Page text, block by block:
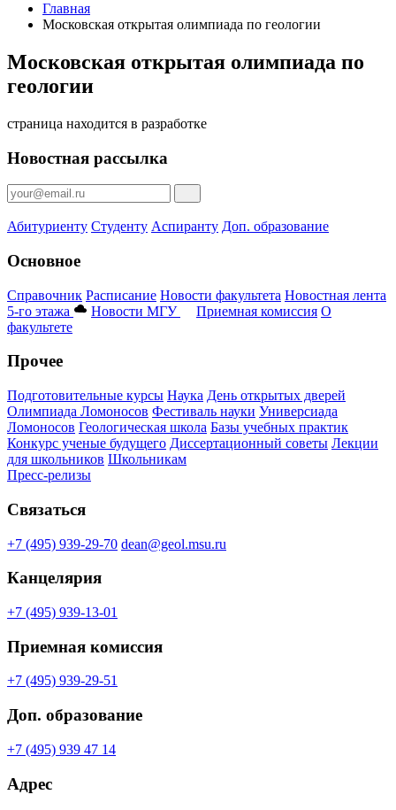
Главная
Московская открытая олимпиада по геологии
Московская открытая олимпиада по
геологии
страница находится в разработке
Новостная рассылка
Абитуриенту Студенту Аспиранту Доп. образование
Основное
Справочник Расписание Новости факультета Новостная лента
5-го этажа
Новости МГУ Приемная комиссия О
факультете
Прочее
Подготовительные курсы Наука День открытых дверей
Олимпиада Ломоносов Фестиваль науки Универсиада
Ломоносов Геологическая школа Базы учебных практик
Конкурс ученые будущего Диссертационный советы Лекции
для школьников Школьникам
Пресс-релизы
Связаться
+7 (495) 939-29-70 dean@geol.msu.ru
Канцелярия
+7 (495) 939-13-01
Приемная комиссия
+7 (495) 939-29-51
Доп. образование
+7 (495) 939 47 14
Адрес